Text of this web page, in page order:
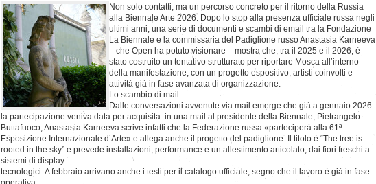
Non solo contatti, ma un percorso concreto per il ritorno della Russia
alla Biennale Arte 2026. Dopo lo stop alla presenza ufficiale russa negli
ultimi anni, una serie di documenti e scambi di email tra la Fondazione
La Biennale e la commissaria del Padiglione russo Anastasia Karneeva
– che Open ha potuto visionare – mostra che, tra il 2025 e il 2026, è
stato costruito un tentativo strutturato per riportare Mosca all’interno
della manifestazione, con un progetto espositivo, artisti coinvolti e
attività già in fase avanzata di organizzazione.
Lo scambio di mail
Dalle conversazioni avvenute via mail emerge che già a gennaio 2026
la partecipazione veniva data per acquisita: in una mail al presidente della Biennale, Pietrangelo
Buttafuoco, Anastasia Karneeva scrive infatti che la Federazione russa «parteciperà alla 61ª
Esposizione Internazionale d’Arte» e allega anche il progetto del padiglione. Il titolo è “The tree is
rooted in the sky” e prevede installazioni, performance e un allestimento articolato, dai fiori freschi a
sistemi di display
tecnologici. A febbraio arrivano anche i testi per il catalogo ufficiale, segno che il lavoro è già in fase